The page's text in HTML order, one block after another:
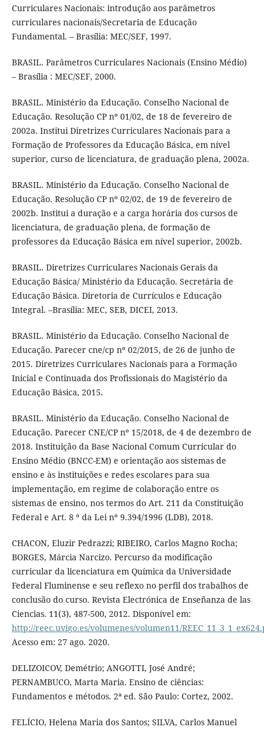
Curriculares Nacionais: introdução aos parâmetros
curriculares nacionais/Secretaria de Educação
Fundamental. – Brasília: MEC/SEF, 1997.
BRASIL. Parâmetros Curriculares Nacionais (Ensino Médio)
– Brasília : MEC/SEF, 2000.
BRASIL. Ministério da Educação. Conselho Nacional de
Educação. Resolução CP nº 01/02, de 18 de fevereiro de
2002a. Institui Diretrizes Curriculares Nacionais para a
Formação de Professores da Educação Básica, em nível
superior, curso de licenciatura, de graduação plena, 2002a.
BRASIL. Ministério da Educação. Conselho Nacional de
Educação. Resolução CP nº 02/02, de 19 de fevereiro de
2002b. Institui a duração e a carga horária dos cursos de
licenciatura, de graduação plena, de formação de
professores da Educação Básica em nível superior, 2002b.
BRASIL. Diretrizes Curriculares Nacionais Gerais da
Educação Básica/ Ministério da Educação. Secretária de
Educação Básica. Diretoria de Currículos e Educação
Integral. –Brasília: MEC, SEB, DICEI, 2013.
BRASIL. Ministério da Educação. Conselho Nacional de
Educação. Parecer cne/cp nº 02/2015, de 26 de junho de
2015. Diretrizes Curriculares Nacionais para a Formação
Inicial e Continuada dos Profissionais do Magistério da
Educação Básica, 2015.
BRASIL. Ministério da Educação. Conselho Nacional de
Educação. Parecer CNE/CP nº 15/2018, de 4 de dezembro de
2018. Instituição da Base Nacional Comum Curricular do
Ensino Médio (BNCC-EM) e orientação aos sistemas de
ensino e às instituições e redes escolares para sua
implementação, em regime de colaboração entre os
sistemas de ensino, nos termos do Art. 211 da Constituição
Federal e Art. 8 º da Lei nº 9.394/1996 (LDB), 2018.
CHACON, Eluzir Pedrazzi; RIBEIRO, Carlos Magno Rocha;
BORGES, Márcia Narcizo. Percurso da modificação
curricular da licenciatura em Química da Universidade
Federal Fluminense e seu reflexo no perfil dos trabalhos de
conclusão do curso. Revista Electrónica de Enseñanza de las
Ciencias. 11(3), 487-500, 2012. Disponível em:
http://reec.uvigo.es/volumenes/volumen11/
Acesso em: 27 ago. 2020.
DELIZOICOV, Demétrio; ANGOTTI, José André;
PERNAMBUCO, Marta Maria. Ensino de ciências:
Fundamentos e métodos. 2ª ed. São Paulo: Cortez, 2002.
FELÍCIO, Helena Maria dos Santos; SILVA, Carlos Manuel